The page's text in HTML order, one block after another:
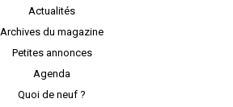
Actualités
Archives du magazine
Petites annonces
Agenda
Quoi de neuf ?